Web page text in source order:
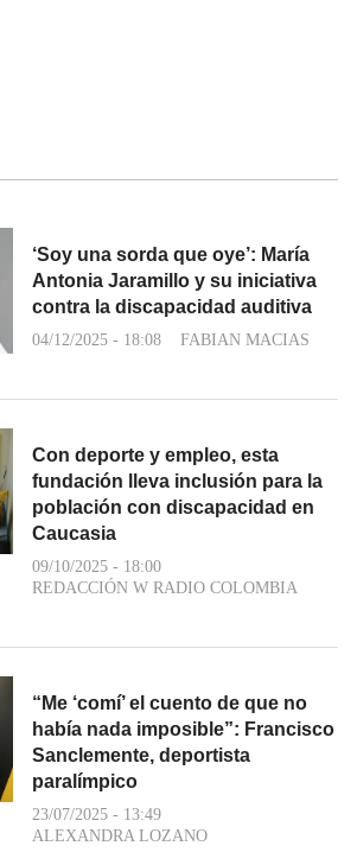
‘Soy una sorda que oye’: María
Antonia Jaramillo y su iniciativa
contra la discapacidad auditiva
04/12/2025 - 18:08 FABIAN MACIAS
Con deporte y empleo, esta
fundación lleva inclusión para la
población con discapacidad en
Caucasia
09/10/2025 - 18:00
REDACCIÓN W RADIO COLOMBIA
“Me ‘comí’ el cuento de que no
había nada imposible”: Francisco
Sanclemente, deportista
paralímpico
23/07/2025 - 13:49
ALEXANDRA LOZANO